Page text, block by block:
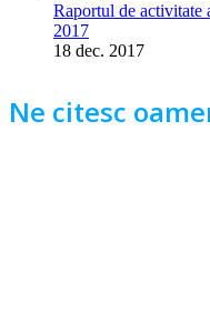
Raportul de activitate
2017
18 dec. 2017
Ne citesc